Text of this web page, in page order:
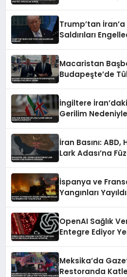
Trump’tan İran’a
Saldırıları
Macaristan
Budapeşte’de
İngiltere
Gerilim
İran Basını:
Lark Adası’na
İspanya ve
Yangınları
OpenAI Sağlık
Entegre Ediyor
Meksika’da
Restoranda